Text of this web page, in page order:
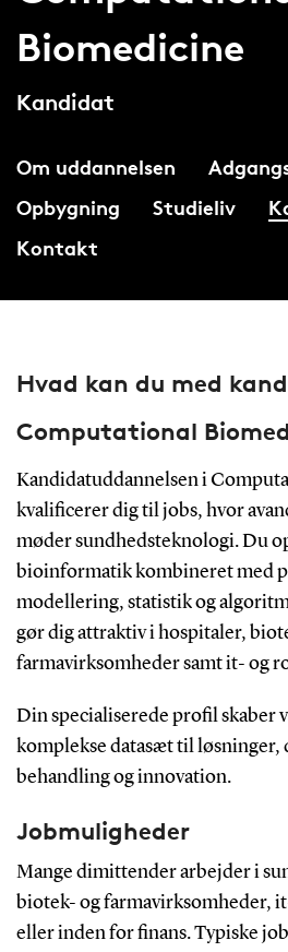
Biomedicine
Kandidat
Om uddannelsen
Opbygning
Studieliv
Kontakt
Hvad kan du med
Computational
Kandidatuddannelsen i
kvalificerer dig til jobs, hvor
møder sundhedsteknologi. Du
bioinformatik kombineret med
modellering, statistik og
gør dig attraktiv i hospitaler,
farmavirksomheder samt it- og
Din specialiserede profil skaber
komplekse datasæt til løsninger,
behandling og innovation.
Jobmuligheder
Mange dimittender arbejder i
biotek- og farmavirksomheder,
eller inden for finans. Typiske